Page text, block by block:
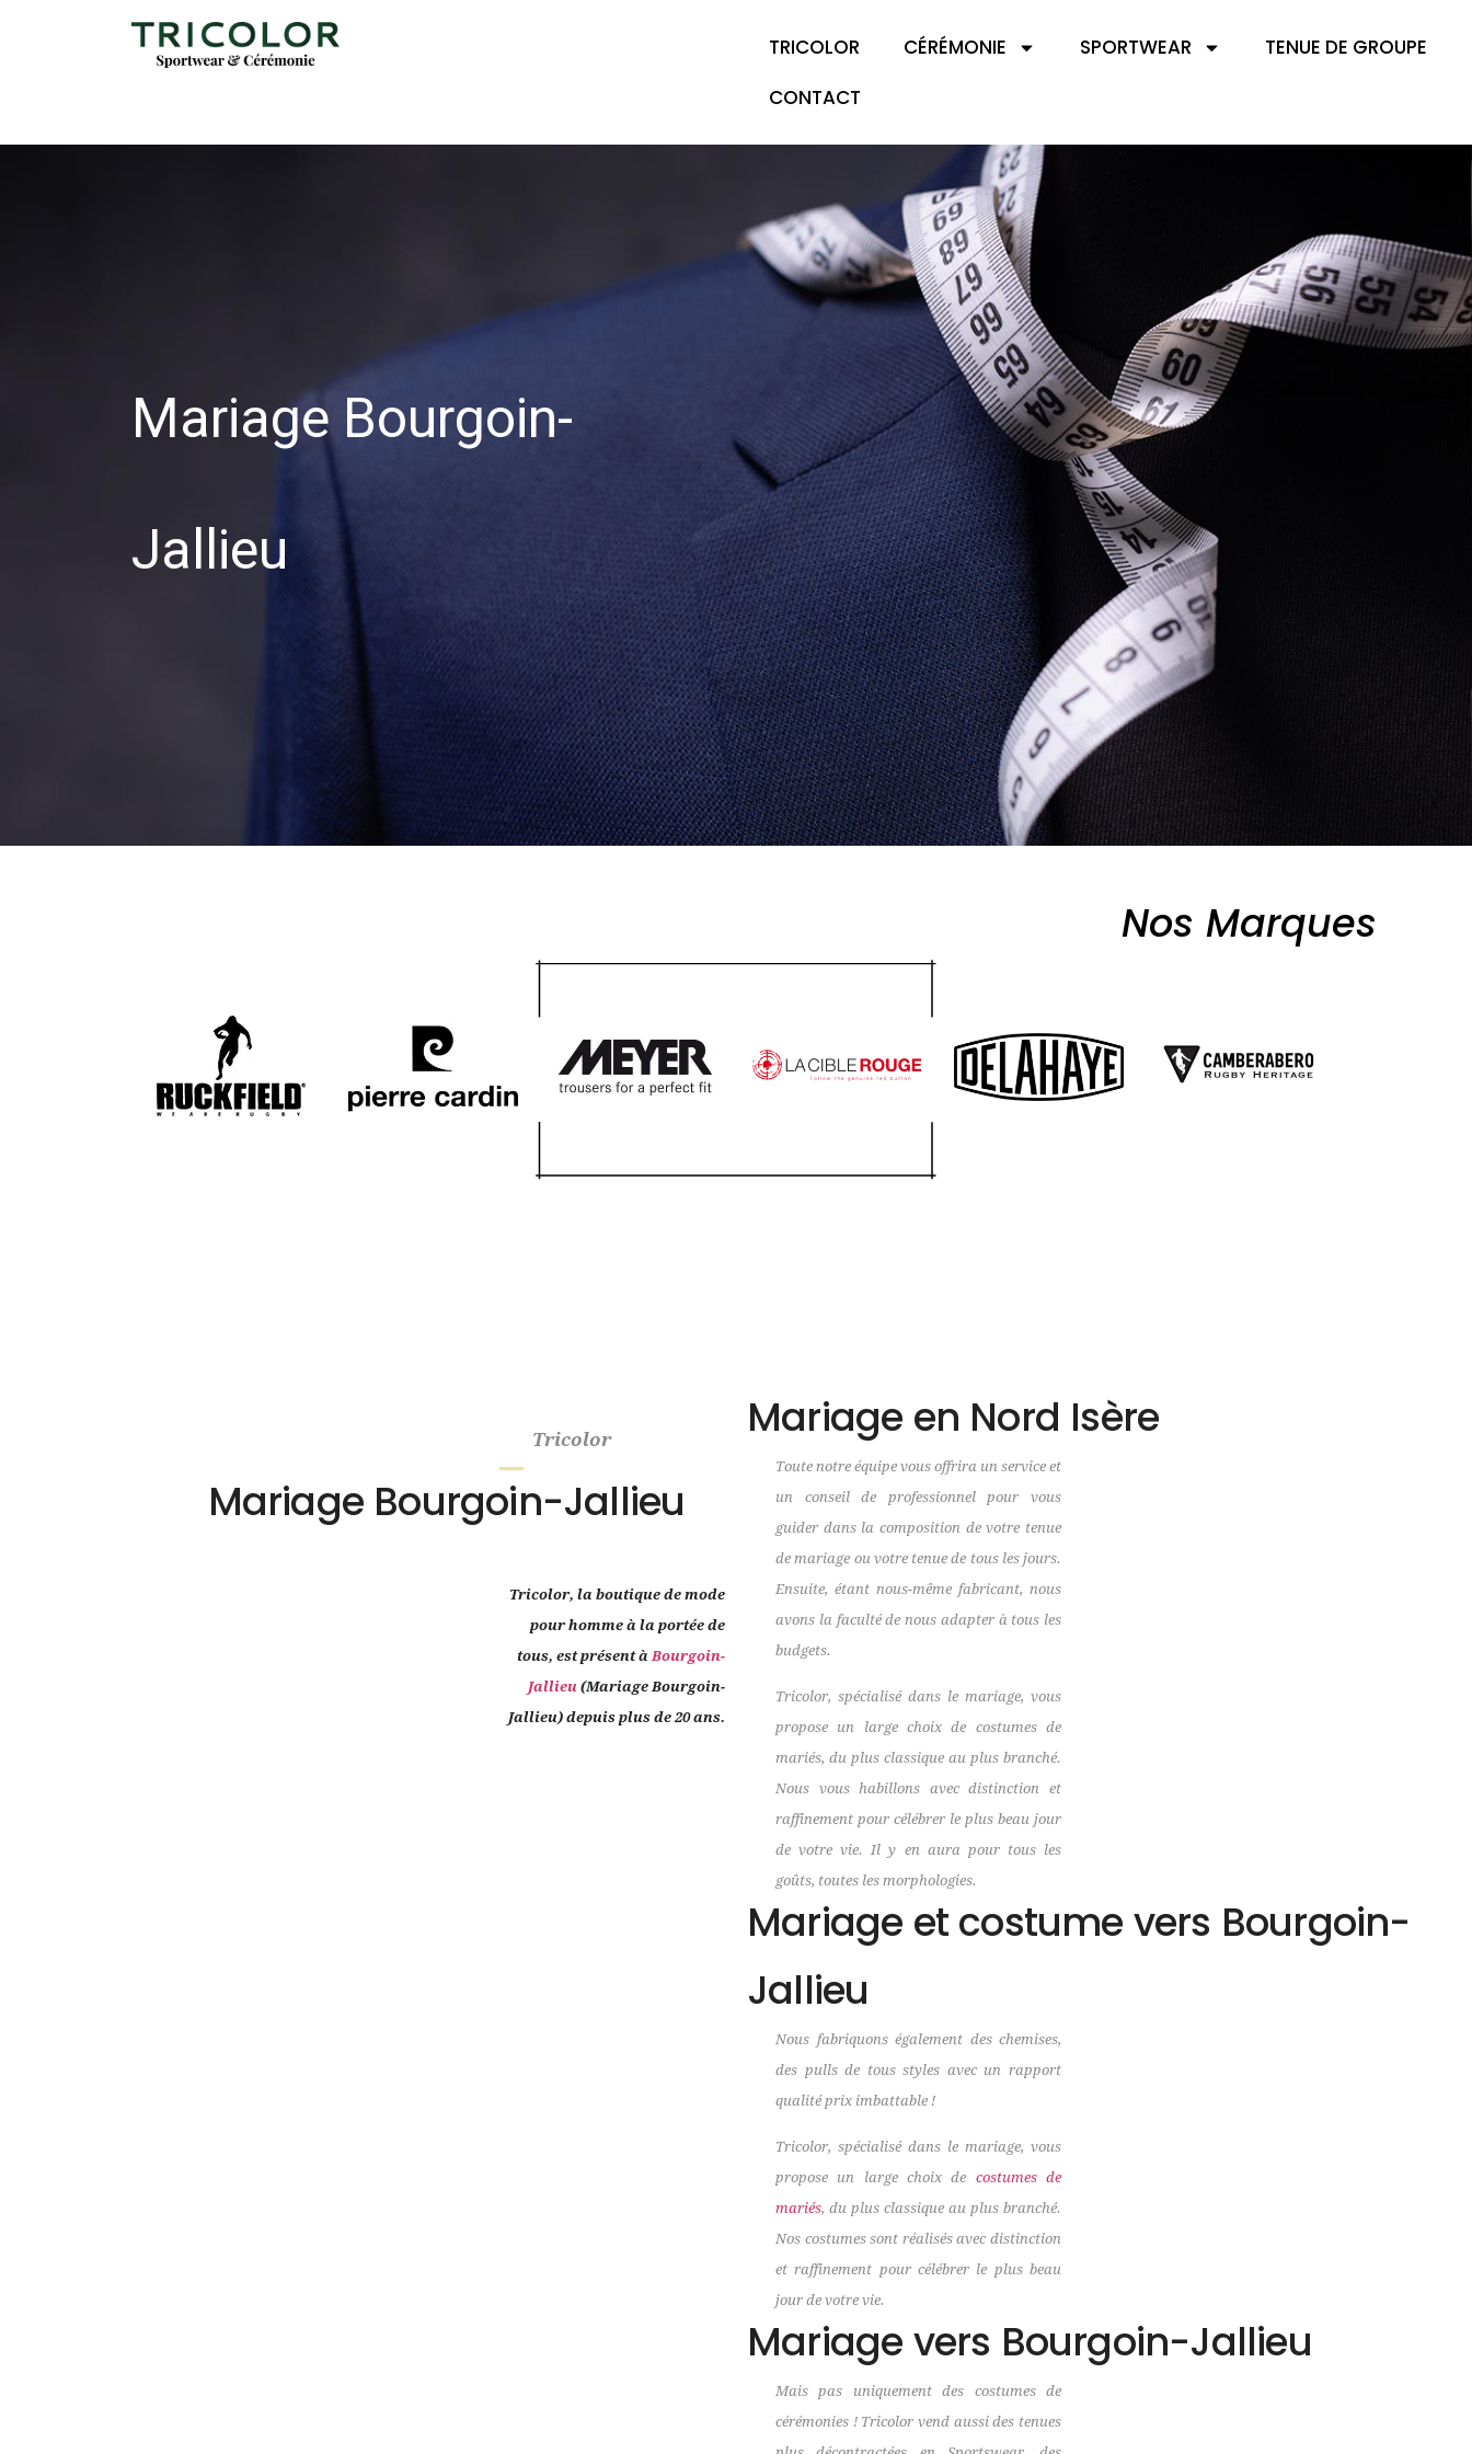
TRICOLOR CÉRÉMONIE SPORTWEAR
TENUE DE GROUPE
CONTACT
Mariage Bourgoin-
Jallieu
Nos Marques
Mariage en Nord Isère
Toute notre équipe vous offrira un service et
un conseil de professionnel pour vous
guider dans la composition de votre tenue
de mariage ou votre tenue de tous les jours.
Ensuite, étant nous-même fabricant, nous
avons la faculté de nous adapter à tous les
budgets.
Tricolor, spécialisé dans le mariage, vous
propose un large choix de costumes de
mariés, du plus classique au plus branché.
Nous vous habillons avec distinction et
raffinement pour célébrer le plus beau jour
de votre vie. Il y en aura pour tous les
goûts, toutes les morphologies.
Mariage et costume vers Bourgoin-
Jallieu
Nous fabriquons également des chemises,
des pulls de tous styles avec un rapport
qualité prix imbattable !
Tricolor, spécialisé dans le mariage, vous
propose un large choix de costumes de
mariés, du plus classique au plus branché.
Nos costumes sont réalisés avec distinction
et raffinement pour célébrer le plus beau
jour de votre vie.
Mariage vers Bourgoin-Jallieu
Mais pas uniquement des costumes de
cérémonies ! Tricolor vend aussi des tenues
Tricolor
Mariage Bourgoin-Jallieu
Tricolor, la boutique de mode
pour homme à la portée de
tous, est présent àBourgoin-
Jallieu (Mariage Bourgoin-
Jallieu) depuis plus de 20 ans.